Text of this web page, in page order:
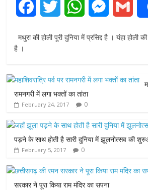
b
o
o
k
e
r
W
A
p
M
g
r
मथुरा की होली पूरी दुनिया में प्रसिद्द है । यंहा
है ।
रामनगरी में लगा भक्तों का तांता
February 24, 2017 0
पड़ने के साथ होती है सारी दुनिया में झूलनोत्सव की
February 5, 2017 0
सरकार ने पूरा किया राम मंदिर का सपना